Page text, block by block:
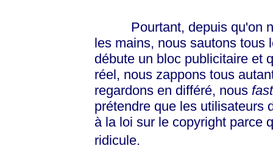
Pourtant, depuis qu'on
les mains, nous sautons tous
débute un bloc publicitaire et
réel, nous zappons tous
regardons en différé, nous
prétendre que les utilisateurs
à la loi sur le copyright parce
ridicule.